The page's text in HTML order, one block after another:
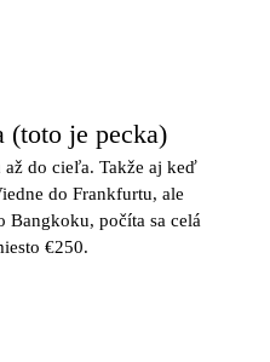
(toto je pecka)
až do cieľa. Takže aj keď
do Frankfurtu, ale
Bangkoku, počíta sa celá
€250.